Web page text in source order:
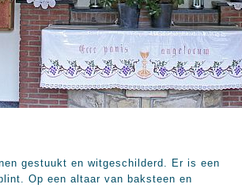
gestuukt en witgeschilderd. Er is een
Op een altaar van baksteen en